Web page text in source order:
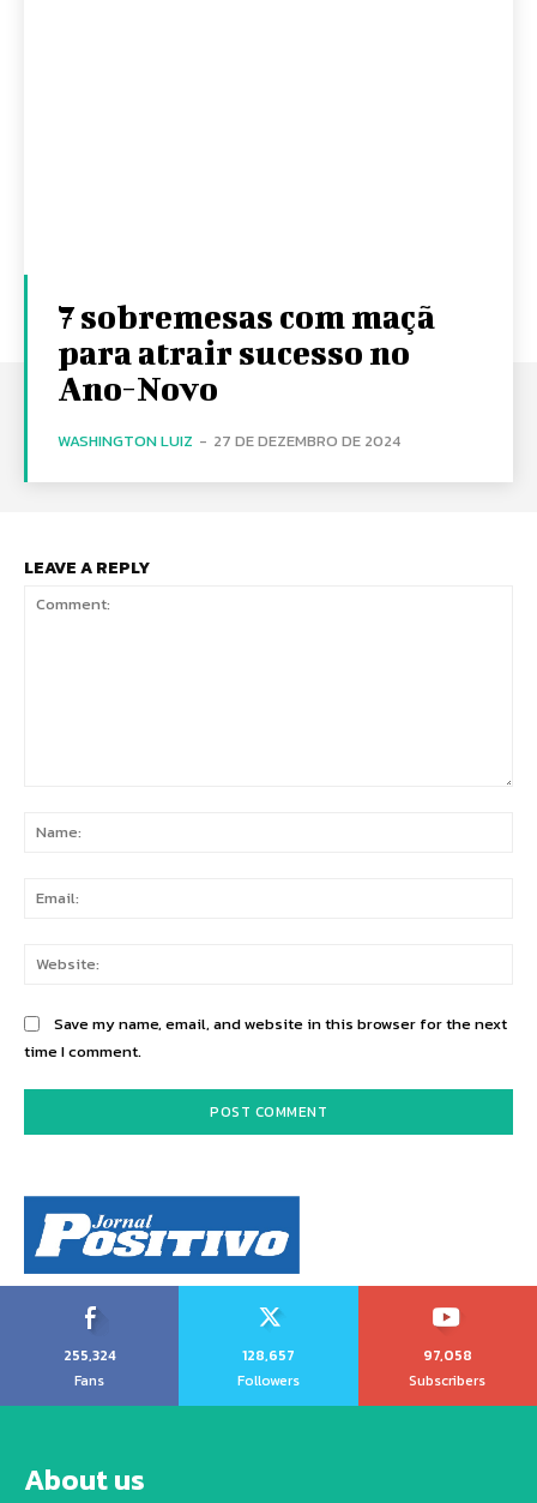
7 sobremesas com maçã
para atrair sucesso no
Ano-Novo
WASHINGTON LUIZ - 27 DE DEZEMBRO DE 2024
LEAVE A REPLY
Save my name, email, and website in this browser for the next
time I comment.
255,324
Fans
128,657
Followers
97,058
Subscribers
About us